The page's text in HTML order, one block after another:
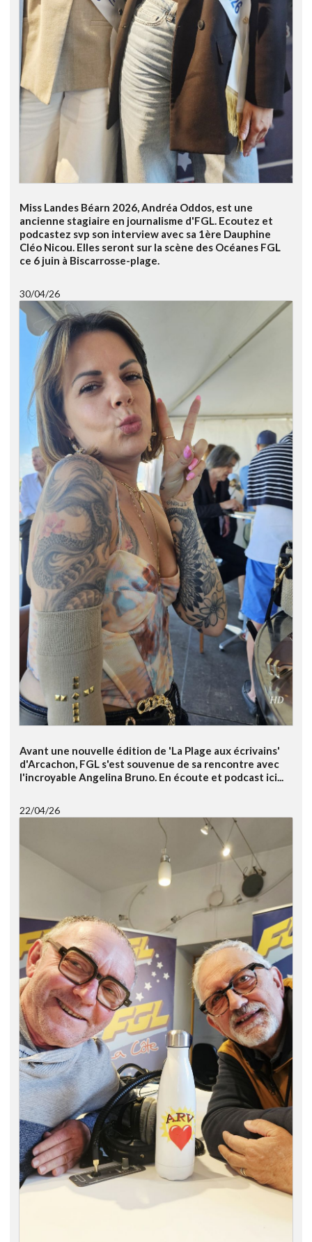
Miss Landes Béarn 2026, Andréa Oddos, est une
ancienne stagiaire en journalisme d'FGL. Ecoutez et
podcastez svp son interview avec sa 1ère Dauphine
Cléo Nicou. Elles seront sur la scène des Océanes FGL
ce 6 juin à Biscarrosse-plage.
30/04/26
Avant une nouvelle édition de 'La Plage aux écrivains'
d'Arcachon, FGL s'est souvenue de sa rencontre avec
l'incroyable Angelina Bruno. En écoute et podcast ici...
22/04/26